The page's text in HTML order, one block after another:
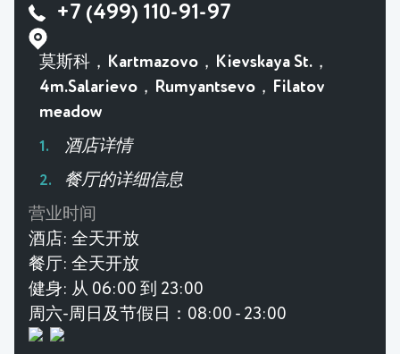
+7 (499) 110-91-97
莫斯科，Kartmazovo，Kievskaya St.，
4m.Salarievo，Rumyantsevo，Filatov
meadow
酒店详情
餐厅的详细信息
营业时间
酒店: 全天开放
餐厅: 全天开放
健身: 从 06:00 到 23:00
周六-周日及节假日：08:00 - 23:00